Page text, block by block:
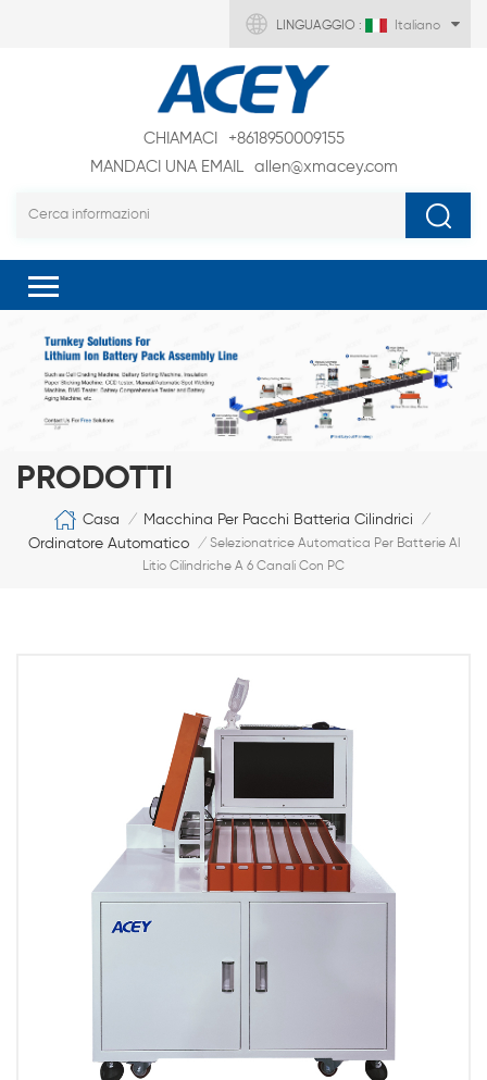
LINGUAGGIO : Italiano
CHIAMACI
+8618950009155
MANDACI UNA EMAIL
allen@xmacey.com
PRODOTTI
Casa / Macchina Per Pacchi Batteria Cilindrici /
Ordinatore Automatico / Selezionatrice Automatica Per Batterie Al
Litio Cilindriche A 6 Canali Con PC